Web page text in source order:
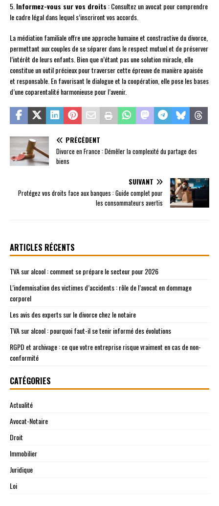
5. Informez-vous sur vos droits : Consultez un avocat pour comprendre
le cadre légal dans lequel s’inscriront vos accords.
La médiation familiale offre une approche humaine et constructive du divorce,
permettant aux couples de se séparer dans le respect mutuel et de préserver
l’intérêt de leurs enfants. Bien que n’étant pas une solution miracle, elle
constitue un outil précieux pour traverser cette épreuve de manière apaisée
et responsable. En favorisant le dialogue et la coopération, elle pose les bases
d’une coparentalité harmonieuse pour l’avenir.
PRÉCÉDENT
Divorce en France : Démêler la complexité du partage des
biens
SUIVANT
Protégez vos droits face aux banques : Guide complet pour
les consommateurs avertis
ARTICLES RÉCENTS
TVA sur alcool : comment se prépare le secteur pour 2026
L’indemnisation des victimes d’accidents : rôle de l’avocat en dommage
corporel
Les avis des experts sur le divorce chez le notaire
TVA sur alcool : pourquoi faut-il se tenir informé des évolutions
RGPD et archivage : ce que votre entreprise risque vraiment en cas de non-
conformité
CATÉGORIES
Actualité
Avocat-Notaire
Droit
Immobilier
Juridique
Loi